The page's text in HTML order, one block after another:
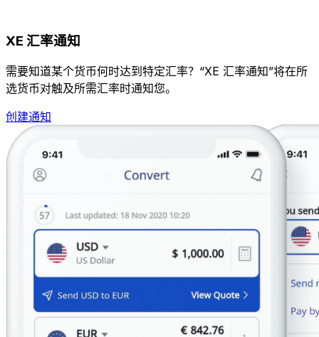
XE 汇率通知
需要知道某个货币何时达到特定汇率？“XE 汇率通知”将在所
选货币对触及所需汇率时通知您。
创建通知